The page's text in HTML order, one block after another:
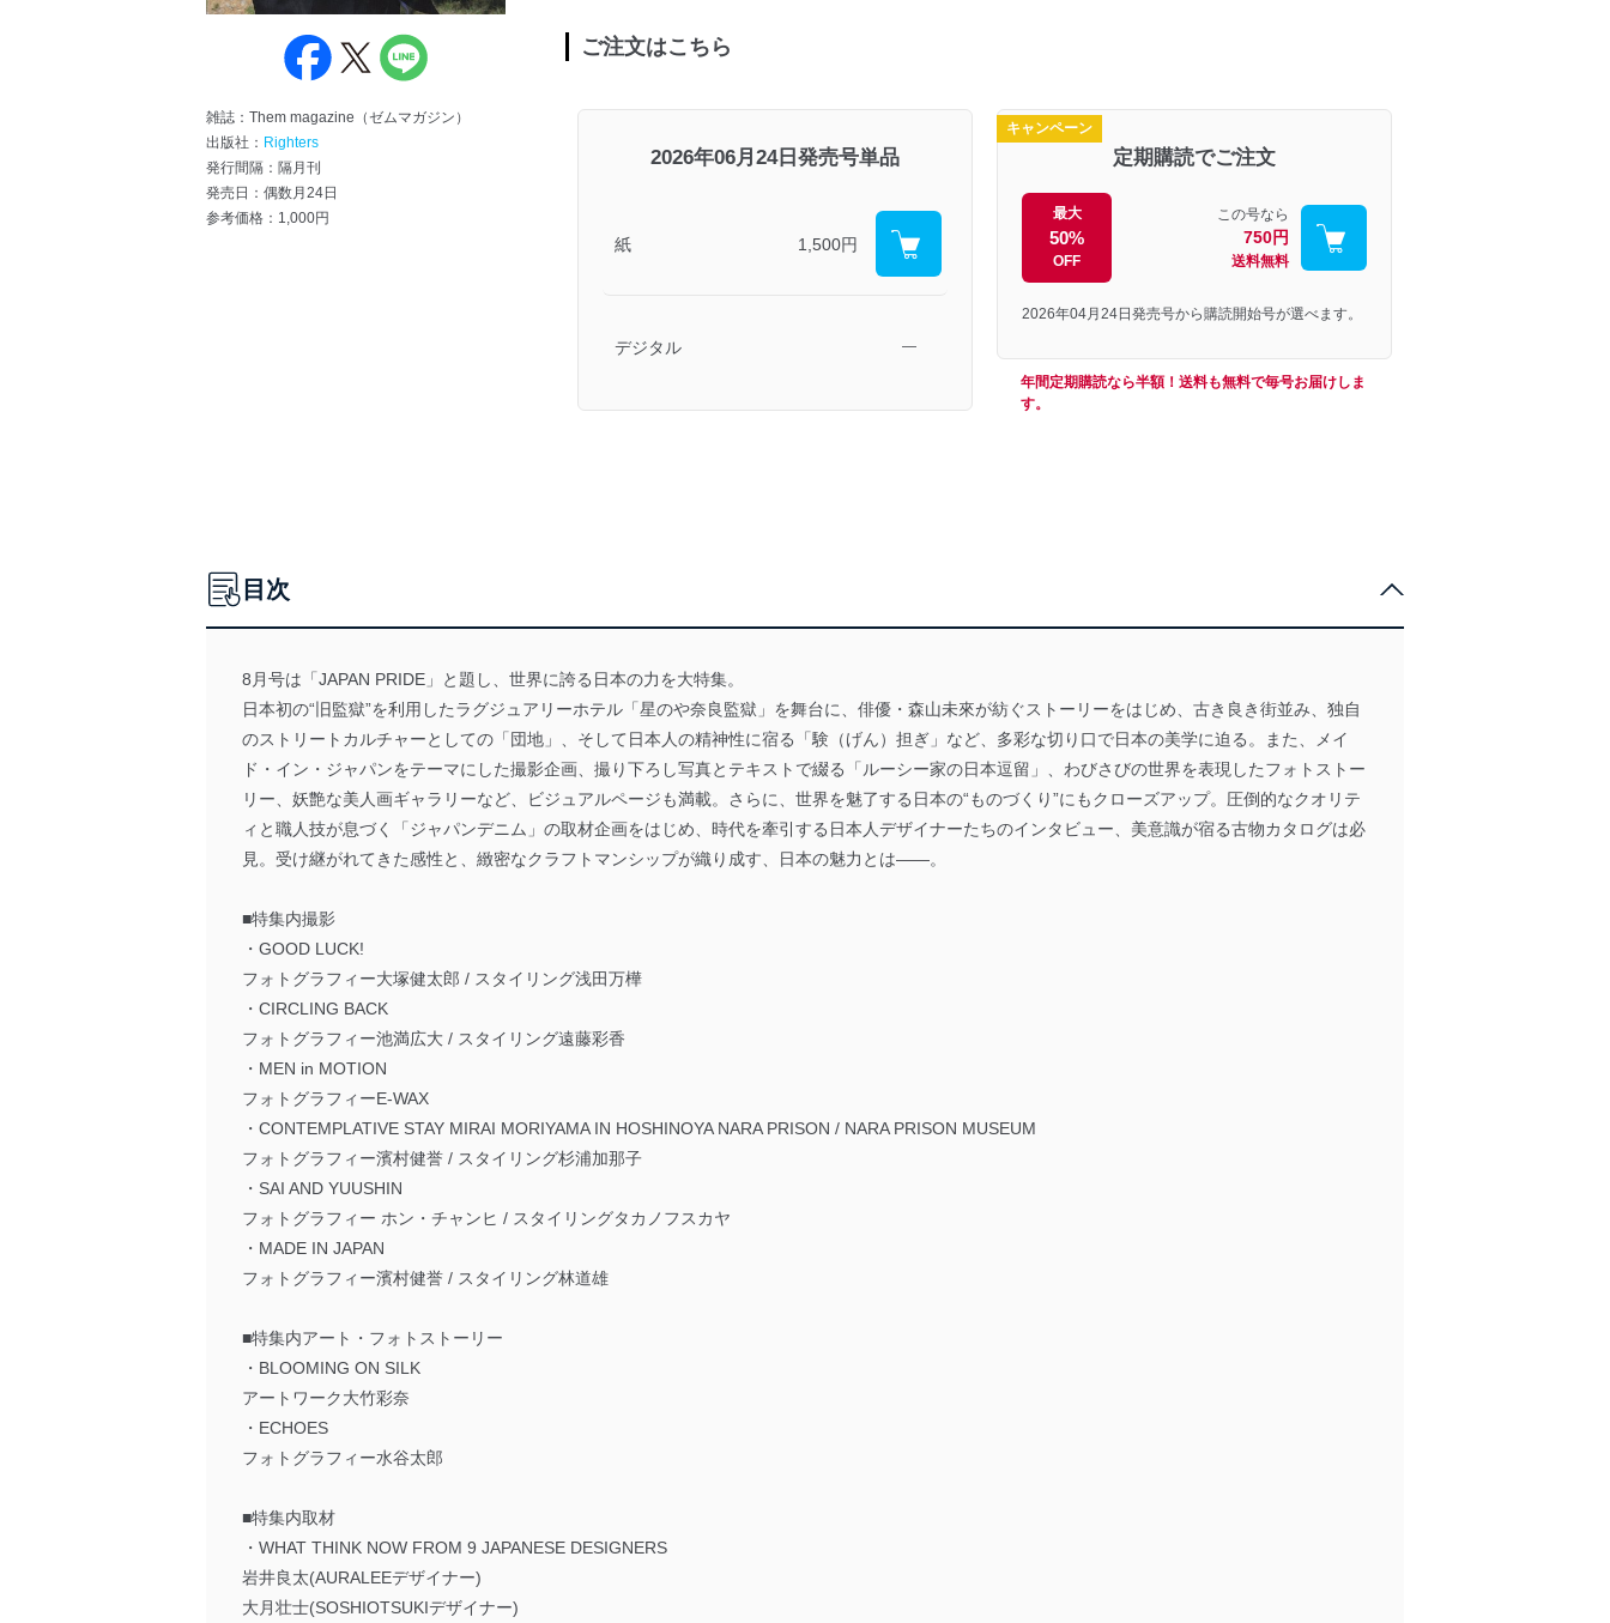
雑誌：Them magazine（ゼムマガジン）
出版社： Righters
発行間隔：隔月刊
発売日：偶数月24日
参考価格：1,000円
ご注文はこちら
2026年06月24日発売号単品
紙 1,500円
デジタル ―
キャンペーン
定期購読でご注文
最大
50%
OFF
この号なら
750円
送料無料
2026年04月24日発売号から購読開始号が選べます。
年間定期購読なら半額！送料も無料で毎号お届けしま
す。
目次
8月号は「JAPAN PRIDE」と題し、世界に誇る日本の力を大特集。
日本初の“旧監獄”を利用したラグジュアリーホテル「星のや奈良監獄」を舞台に、俳優・森山未來が紡ぐストーリーをはじめ、古き良き街並み、独自
のストリートカルチャーとしての「団地」、そして日本人の精神性に宿る「験（げん）担ぎ」など、多彩な切り口で日本の美学に迫る。また、メイ
ド・イン・ジャパンをテーマにした撮影企画、撮り下ろし写真とテキストで綴る「ルーシー家の日本逗留」、わびさびの世界を表現したフォトストー
リー、妖艶な美人画ギャラリーなど、ビジュアルページも満載。さらに、世界を魅了する日本の“ものづくり”にもクローズアップ。圧倒的なクオリテ
ィと職人技が息づく「ジャパンデニム」の取材企画をはじめ、時代を牽引する日本人デザイナーたちのインタビュー、美意識が宿る古物カタログは必
見。受け継がれてきた感性と、緻密なクラフトマンシップが織り成す、日本の魅力とは――。
■特集内撮影
・GOOD LUCK!
フォトグラフィー大塚健太郎 / スタイリング浅田万樺
・CIRCLING BACK
フォトグラフィー池満広大 / スタイリング遠藤彩香
・MEN in MOTION
フォトグラフィーE-WAX
・CONTEMPLATIVE STAY MIRAI MORIYAMA IN HOSHINOYA NARA PRISON / NARA PRISON MUSEUM
フォトグラフィー濱村健誉 / スタイリング杉浦加那子
・SAI AND YUUSHIN
フォトグラフィー ホン・チャンヒ / スタイリングタカノフスカヤ
・MADE IN JAPAN
フォトグラフィー濱村健誉 / スタイリング林道雄
■特集内アート・フォトストーリー
・BLOOMING ON SILK
アートワーク大竹彩奈
・ECHOES
フォトグラフィー水谷太郎
■特集内取材
・WHAT THINK NOW FROM 9 JAPANESE DESIGNERS
岩井良太(AURALEEデザイナー)
大月壮士(SOSHIOTSUKIデザイナー)